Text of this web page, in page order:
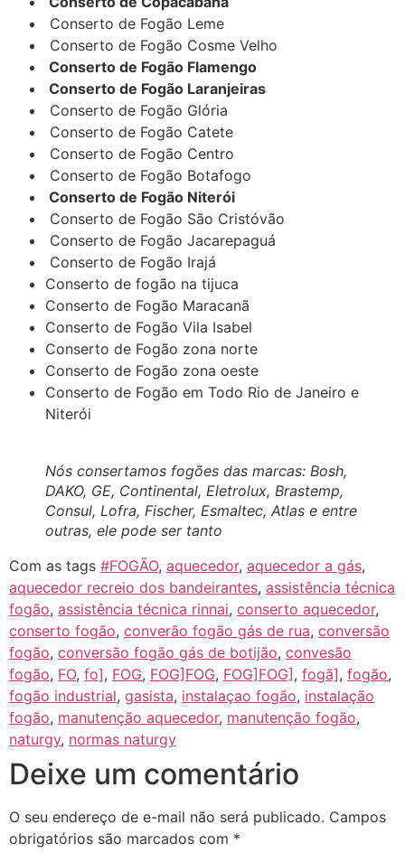
Conserto de Fogão Leme
Conserto de Fogão Cosme Velho
Conserto de Fogão Flamengo
Conserto de Fogão Laranjeiras
Conserto de Fogão Glória
Conserto de Fogão Catete
Conserto de Fogão Centro
Conserto de Fogão Botafogo
Conserto de Fogão Niterói
Conserto de Fogão São Cristóvão
Conserto de Fogão Jacarepaguá
Conserto de Fogão Irajá
Conserto de fogão na tijuca
Conserto de Fogão Maracanã
Conserto de Fogão Vila Isabel
Conserto de Fogão zona norte
Conserto de Fogão zona oeste
Conserto de Fogão em Todo Rio de Janeiro e
Niterói
Nós consertamos fogões das marcas: Bosh,
DAKO, GE, Continental, Eletrolux, Brastemp,
Consul, Lofra, Fischer, Esmaltec, Atlas e entre
outras, ele pode ser tanto
Com as tags #FOGÃO, aquecedor, aquecedor a gás,
aquecedor recreio dos bandeirantes, assistência técnica
fogão, assistência técnica rinnai, conserto aquecedor,
conserto fogão, converão fogão gás de rua, conversão
fogão, conversão fogão gás de botijão, convesão
fogão, FO, fo], FOG, FOG]FOG, FOG]FOG] , fogã], fogão,
fogão industrial, gasista, instalaçao fogão, instalação
fogão, manutenção aquecedor, manutenção fogão,
naturgy, normas naturgy
Deixe um comentário
O seu endereço de e-mail não será publicado. Campos
obrigatórios são marcados com *